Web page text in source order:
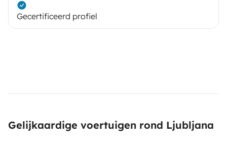
Gecertificeerd profiel
Gelijkaardige voertuigen rond Ljubljana